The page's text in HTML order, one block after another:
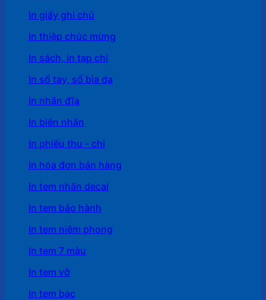
In giấy ghi chú
In thiệp chúc mừng
In sách, in tạp chí
In sổ tay, sổ bìa da
In nhãn đĩa
In biên nhận
In phiếu thu - chi
In hóa đơn bán hàng
In tem nhãn decal
In tem bảo hành
In tem niêm phong
In tem 7 màu
In tem vỡ
In tem bạc